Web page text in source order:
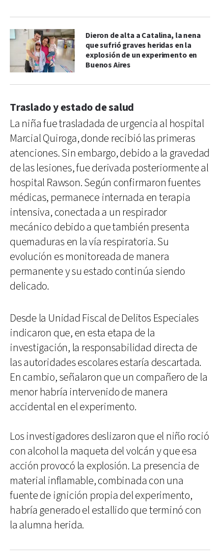
Dieron de alta a Catalina, la nena
que sufrió graves heridas en la
explosión de un experimento en
Buenos Aires
Traslado y estado de salud
La niña fue trasladada de urgencia al hospital
Marcial Quiroga, donde recibió las primeras
atenciones. Sin embargo, debido a la gravedad
de las lesiones, fue derivada posteriormente al
hospital Rawson. Según confirmaron fuentes
médicas, permanece internada en terapia
intensiva, conectada a un respirador
mecánico debido a que también presenta
quemaduras en la vía respiratoria. Su
evolución es monitoreada de manera
permanente y su estado continúa siendo
delicado.
Desde la Unidad Fiscal de Delitos Especiales
indicaron que, en esta etapa de la
investigación, la responsabilidad directa de
las autoridades escolares estaría descartada.
En cambio, señalaron que un compañero de la
menor habría intervenido de manera
accidental en el experimento.
Los investigadores deslizaron que el niño roció
con alcohol la maqueta del volcán y que esa
acción provocó la explosión. La presencia de
material inflamable, combinada con una
fuente de ignición propia del experimento,
habría generado el estallido que terminó con
la alumna herida.